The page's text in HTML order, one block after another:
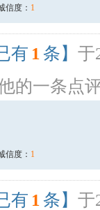
信度： 1
有 1 条】 于
的一条点
信度： 1
有 1 条】 于